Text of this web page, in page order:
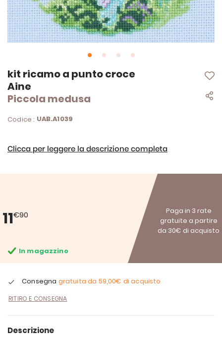
kit ricamo a punto croce
Aine
Piccola medusa
Codice : UAB.A1039
Clicca per leggere la descrizione completa
11€90
Paga in 3 rate
gratuite a partire
da 30€ di acquisto
In magazzino
Consegna gratuita da 59,00€ di acquisto
RITIRO E CONSEGNA
Vai
all'inizio
della
galleria
immagini
Descrizione